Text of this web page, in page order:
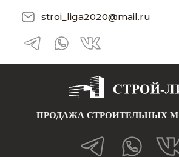
stroi_liga2020@mail.ru
ПРОДАЖА СТРОИТЕЛЬНЫХ